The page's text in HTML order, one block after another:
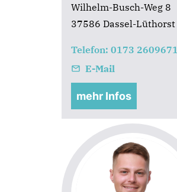
Wilhelm-Busch-Weg 8
37586 Dassel-Lüthorst
Telefon: 0173 2609671
E-Mail
mehr Infos